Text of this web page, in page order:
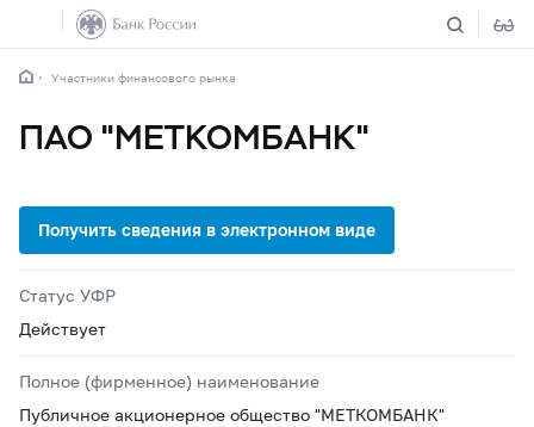
Участники финансового рынка
ПАО "МЕТКОМБАНК"
Статус УФР
Действует
Полное (фирменное) наименование
Публичное акционерное общество "МЕТКОМБАНК"